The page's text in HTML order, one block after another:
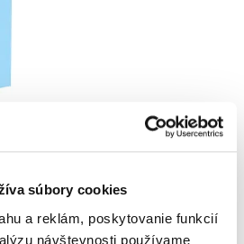
súbory cookies
a reklám, poskytovanie funkcií
návštevnosti používame
je jedným z prvých
diel v oblasti
osôb prostredníctvom